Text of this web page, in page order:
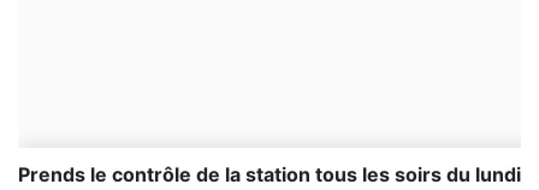
Prends le contrôle de la station tous les soirs du lundi